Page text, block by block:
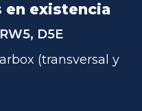
en existencia
D5E
(transversal y